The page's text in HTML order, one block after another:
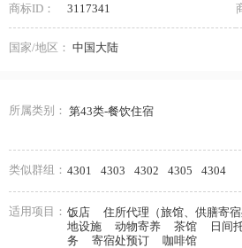
商标ID： 3117341
国家/地区： 中国大陆
所属类别： 第43类-餐饮住宿
类似群组： 4301 4303 4302 4305 4304
适用项目： 饭店 住所代理（旅馆、供膳寄宿
地设施
动物寄养 茶馆 日间
务
寄宿处预订 咖啡馆